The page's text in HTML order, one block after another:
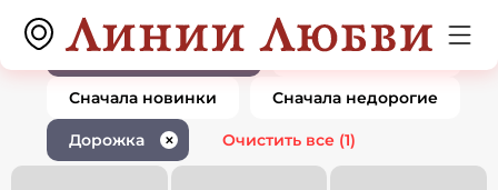
Ювелирные изделия дорожка 0 товаров
1
По популярности Сначала дорогие
Сначала новинки Сначала недорогие
Дорожка ✕ Очистить все (1)